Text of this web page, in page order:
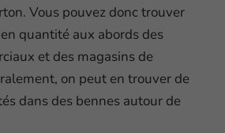
Vous pouvez donc trouver
quantité aux abords des
et des magasins de
on peut en trouver de
dans des bennes autour de